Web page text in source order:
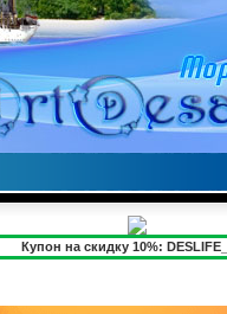
Купон на скидку 10%: